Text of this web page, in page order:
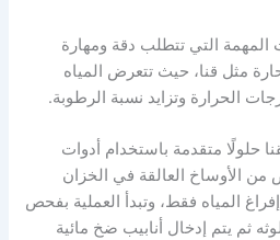
المهمة التي تتطلب دقة ومهارة
مثل قنا، حيث تتعرض المياه
الحرارة وتزايد نسبة الرطوبة.
حلولًا متقدمة باستخدام أدوات
من الأوساخ العالقة في الخزان
المياه فقط، وتبدأ العملية بفحص
ثم يتم إدخال أنابيب ضخ مائية